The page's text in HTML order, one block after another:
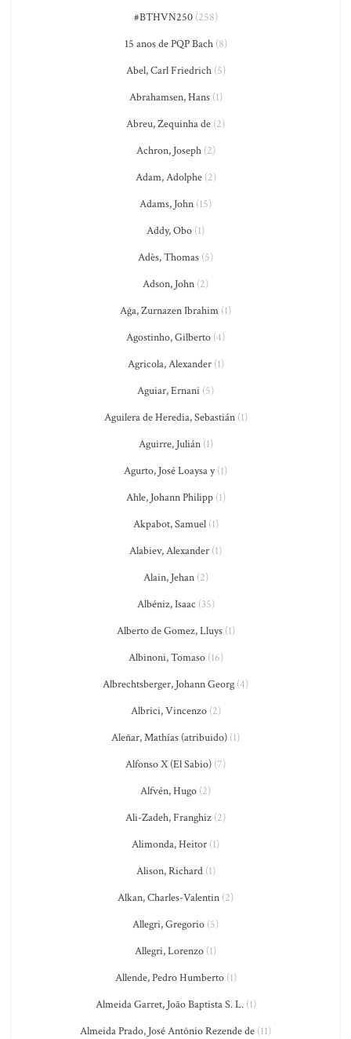
#BTHVN250(258)
15 anos de PQP Bach(8)
Abel, Carl Friedrich(5)
Abrahamsen, Hans(1)
Abreu, Zequinha de (2)
Achron, Joseph(2)
Adam, Adolphe(2)
Adams, John (15)
Addy, Obo (1)
Adès, Thomas (5)
Adson, John (2)
Ağa, Zurnazen Ibrahim (1)
Agostinho, Gilberto (4)
Agricola, Alexander(1)
Aguiar, Ernani (5)
Aguilera de Heredia, Sebastián(1)
Aguirre, Julián(1)
Agurto, José Loaysa y(1)
Ahle, Johann Philipp(1)
Akpabot, Samuel(1)
Alabiev, Alexander (1)
Alain, Jehan(2)
Albéniz, Isaac (35)
Alberto de Gomez, Lluys(1)
Albinoni, Tomaso(16)
Albrechtsberger, Johann Georg (4)
Albrici, Vincenzo(2)
Aleñar, Mathías (atribuido) (1)
Alfonso X (El Sabio) (7)
Alfvén, Hugo (2)
Ali-Zadeh, Franghiz (2)
Alimonda, Heitor (1)
Alison, Richard(1)
Alkan, Charles-Valentin (2)
Allegri, Gregorio (5)
Allegri, Lorenzo (1)
Allende, Pedro Humberto(1)
Almeida Garret, João Baptista S. L.(1)
Almeida Prado, José Antônio Rezende de (11)